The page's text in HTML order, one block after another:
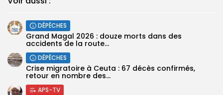
DÉPÊCHES
Grand Magal 2026 : douze morts dans des
accidents de la route...
DÉPÊCHES
Crise migratoire à Ceuta : 67 décès confirmés,
retour en nombre des...
APS-TV